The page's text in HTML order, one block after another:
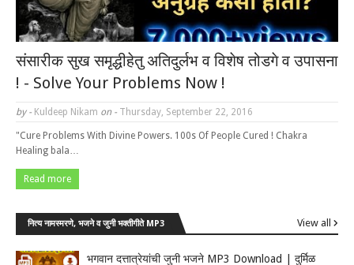
संसारीक सुख समृद्धीहेतु अतिदुर्लभ व विशेष तोडगे व उपासना
! - Solve Your Problems Now !
by - Kuldeep Nikam on - Thursday, September 22, 2016
"Cure Problems With Divine Powers. 100s Of People Cured ! Chakra
Healing bala…
Read more
नित्य नामस्मरणे, भजने व जुनी भक्तीगीते MP3 View all
भगवान दत्तात्रेयांची जुनी भजने MP3 Download | दुर्मिळ